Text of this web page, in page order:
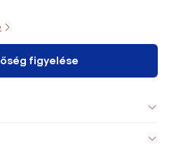
figyelése